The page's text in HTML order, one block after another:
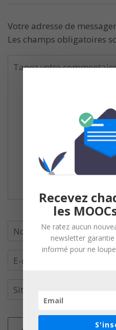
Votre adresse de
Les champs obligatoires
Recevez
les
Ne ratez aucun
newsletter
informé pour ne